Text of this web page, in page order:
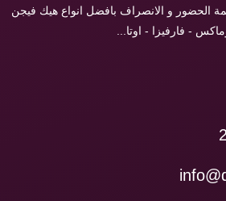
الحضور و الانصراف بافضل انواع هيك فيجن
- فارفيزا - اوتا...